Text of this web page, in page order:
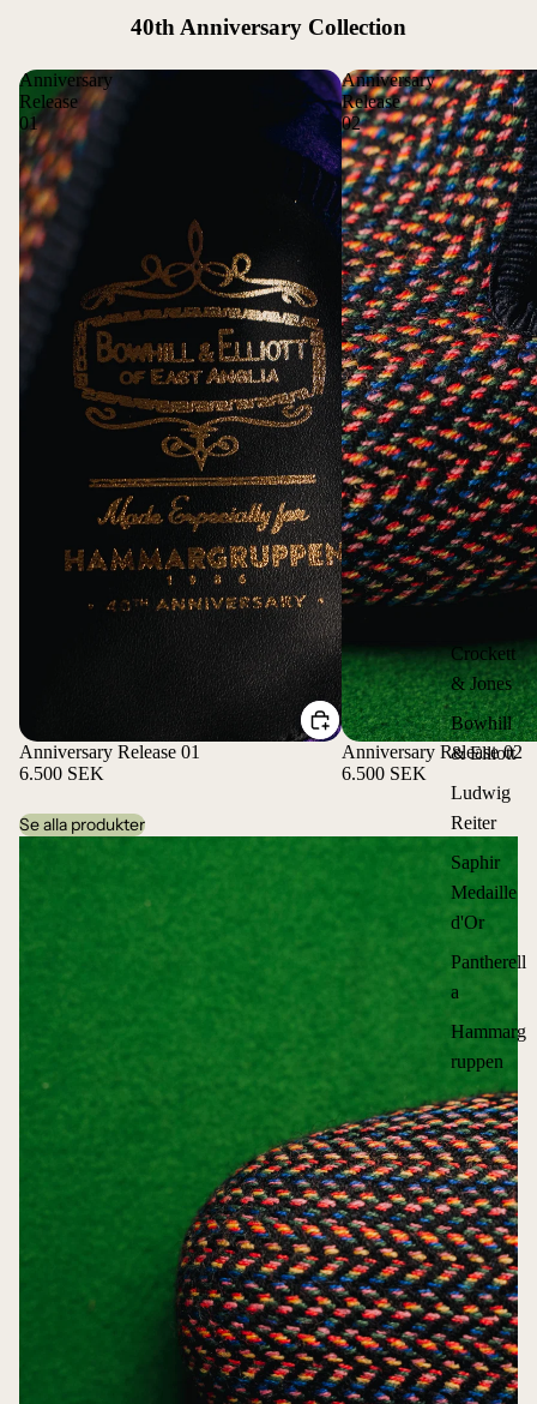
Crockett
& Jones
Bowhill
& Elliott
Ludwig
Reiter
Saphir
Medaille
d'Or
Pantherell
a
Hammarg
ruppen
40th Anniversary Collection
Anniversary
Release
01
Anniversary Release 01
6.500 SEK
Anniversary
Release
02
Anniversary Release 02
6.500 SEK
Se alla produkter